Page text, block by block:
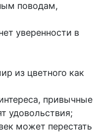
поводам,
уверенности в
из цветного как
привычные
удовольствия;
может перестать